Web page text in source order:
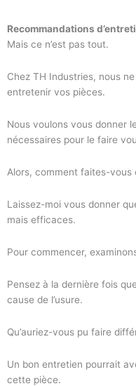
Recommandations
Mais ce n’est pas tout.
Chez TH Industries, nous
entretenir vos pièces.
Nous voulons vous donner
nécessaires pour le faire
Alors, comment faites-vous
Laissez-moi vous donner
mais efficaces.
Pour commencer,
Pensez à la dernière fois
cause de l’usure.
Qu’auriez-vous pu faire
Un bon entretien pourrait
cette pièce.